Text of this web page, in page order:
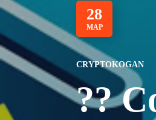
28
МАР
CRYPTOKOGAN
??